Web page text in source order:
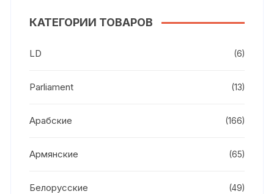
КАТЕГОРИИ ТОВАРОВ
LD (6)
Parliament (13)
Арабские (166)
Армянские (65)
Белорусские (49)